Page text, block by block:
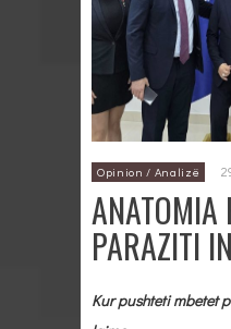
Opinion / Analizë
ANATOMIA
PARAZITI
Kur pushteti mbetet